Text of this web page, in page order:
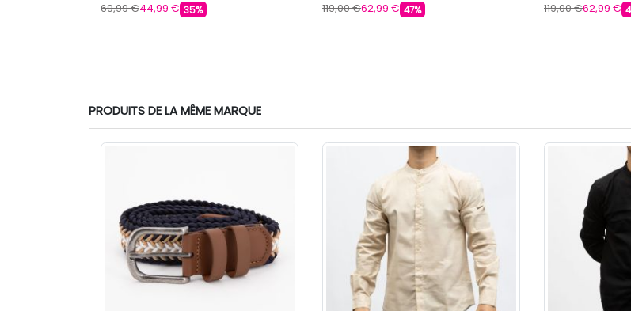
69,99 €44,99 € 35% 119,00 €62,99 € 47% 119,00 €62,99 €
PRODUITS DE LA MÊME MARQUE